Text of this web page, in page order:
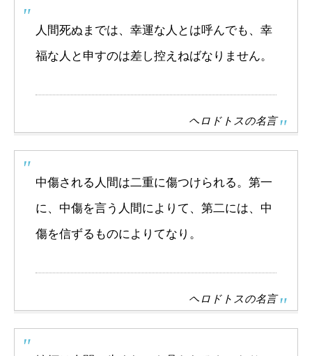
人間死ぬまでは、幸運な人とは呼んでも、幸
福な人と申すのは差し控えねばなりません。
ヘロドトスの名言
中傷される人間は二重に傷つけられる。第一
に、中傷を言う人間によりて、第二には、中
傷を信ずるものによりてなり。
ヘロドトスの名言